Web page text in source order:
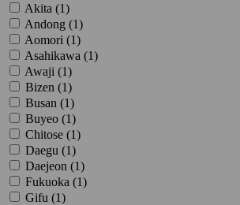
Akita (1)
Andong (1)
Aomori (1)
Asahikawa (1)
Awaji (1)
Bizen (1)
Busan (1)
Buyeo (1)
Chitose (1)
Daegu (1)
Daejeon (1)
Fukuoka (1)
Gifu (1)